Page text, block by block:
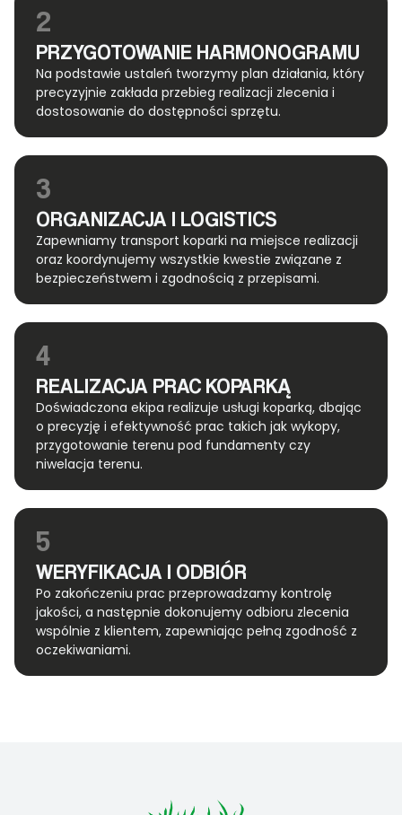
2
PRZYGOTOWANIE HARMONOGRAMU
Na podstawie ustaleń tworzymy plan działania, który
precyzyjnie zakłada przebieg realizacji zlecenia i
dostosowanie do dostępności sprzętu.
3
ORGANIZACJA I LOGISTICS
Zapewniamy transport koparki na miejsce realizacji
oraz koordynujemy wszystkie kwestie związane z
bezpieczeństwem i zgodnością z przepisami.
4
REALIZACJA PRAC KOPARKĄ
Doświadczona ekipa realizuje usługi koparką, dbając
o precyzję i efektywność prac takich jak wykopy,
przygotowanie terenu pod fundamenty czy
niwelacja terenu.
5
WERYFIKACJA I ODBIÓR
Po zakończeniu prac przeprowadzamy kontrolę
jakości, a następnie dokonujemy odbioru zlecenia
wspólnie z klientem, zapewniając pełną zgodność z
oczekiwaniami.